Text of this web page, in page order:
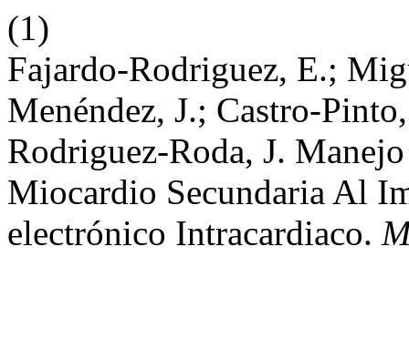
(1)
Fajardo-Rodriguez, E.;
Menéndez, J.; Castro-
Rodriguez-Roda, J.
Miocardio Secundaria Al
electrónico Intracardiaco.